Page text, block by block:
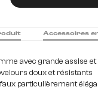
avec grande assise
doux et résistants
particulièrement
Accessoires